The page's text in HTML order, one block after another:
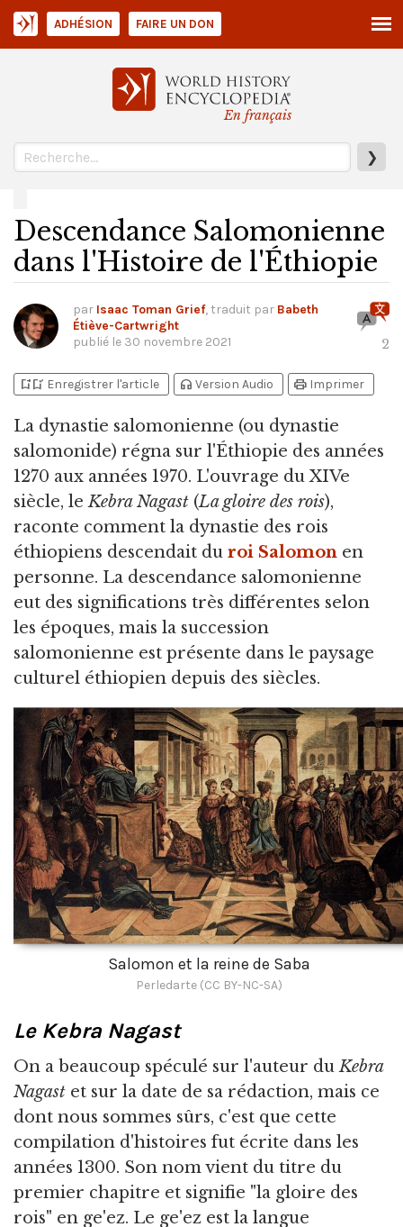
En français
❯
ADHÉSION FAIRE UN DON
Descendance Salomonienne
dans l'Histoire de l'Éthiopie
par Isaac Toman Grief, traduit par Babeth
Étiève-Cartwright
publié le 30 novembre 2021 2
bookmark_addbookmark_added Enregistrer l'article headphones Version Audio print Imprimer
La dynastie salomonienne (ou dynastie
salomonide) régna sur l'Éthiopie des années
1270 aux années 1970. L'ouvrage du XIVe
siècle, leKebra Nagast (La gloire des rois),
raconte comment la dynastie des rois
éthiopiens descendait du roi Salomon en
personne. La descendance salomonienne
eut des significations très différentes selon
les époques, mais la succession
salomonienne est présente dans le paysage
culturel éthiopien depuis des siècles.
Salomon et la reine de Saba
Perledarte (CC BY-NC-SA)
Le Kebra Nagast
On a beaucoup spéculé sur l'auteur duKebra
Nagast et sur la date de sa rédaction, mais ce
dont nous sommes sûrs, c'est que cette
compilation d'histoires fut écrite dans les
années 1300. Son nom vient du titre du
premier chapitre et signifie "la gloire des
rois" en ge'ez. Le ge'ez est la langue